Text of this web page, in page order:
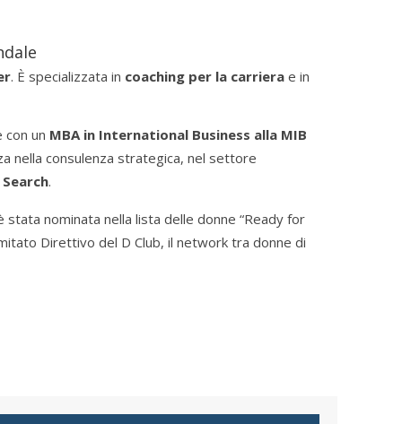
. È specializzata in coaching per la carriera e in
con un MBA in International Business alla MIB
nella consulenza strategica, nel settore
.
nominata nella lista delle donne “Ready for
Direttivo del D Club, il network tra donne di